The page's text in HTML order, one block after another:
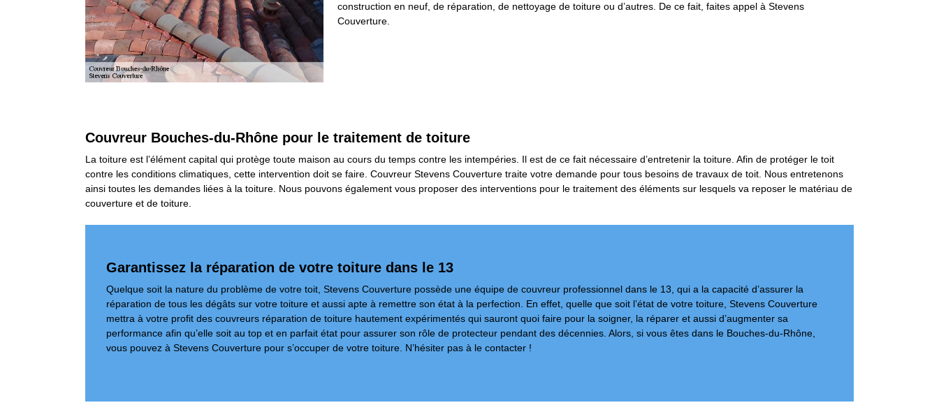
construction en neuf, de réparation, de nettoyage de toiture ou d’autres. De ce fait, faites appel à Stevens
Couverture.
Couvreur Bouches-du-Rhône pour le traitement de toiture
La toiture est l’élément capital qui protège toute maison au cours du temps contre les intempéries. Il est de ce fait nécessaire d’entretenir la toiture. Afin de protéger le toit
contre les conditions climatiques, cette intervention doit se faire. Couvreur Stevens Couverture traite votre demande pour tous besoins de travaux de toit. Nous entretenons
ainsi toutes les demandes liées à la toiture. Nous pouvons également vous proposer des interventions pour le traitement des éléments sur lesquels va reposer le matériau de
couverture et de toiture.
Garantissez la réparation de votre toiture dans le 13
Quelque soit la nature du problème de votre toit, Stevens Couverture possède une équipe de couvreur professionnel dans le 13, qui a la capacité d’assurer la
réparation de tous les dégâts sur votre toiture et aussi apte à remettre son état à la perfection. En effet, quelle que soit l’état de votre toiture, Stevens Couverture
mettra à votre profit des couvreurs réparation de toiture hautement expérimentés qui sauront quoi faire pour la soigner, la réparer et aussi d’augmenter sa
performance afin qu’elle soit au top et en parfait état pour assurer son rôle de protecteur pendant des décennies. Alors, si vous êtes dans le Bouches-du-Rhône,
vous pouvez à Stevens Couverture pour s’occuper de votre toiture. N’hésiter pas à le contacter !